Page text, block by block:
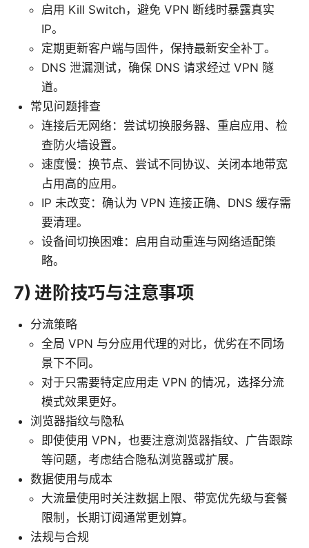
启用 Kill Switch，避免 VPN 断线时暴露真实
IP。
定期更新客户端与固件，保持最新安全补丁。
DNS 泄漏测试，确保 DNS 请求经过 VPN 隧
道。
常见问题排查
连接后无网络：尝试切换服务器、重启应用、检
查防火墙设置。
速度慢：换节点、尝试不同协议、关闭本地带宽
占用高的应用。
IP 未改变：确认为 VPN 连接正确、DNS 缓存需
要清理。
设备间切换困难：启用自动重连与网络适配策
略。
7) 进阶技巧与注意事项
分流策略
全局 VPN 与分应用代理的对比，优劣在不同场
景下不同。
对于只需要特定应用走 VPN 的情况，选择分流
模式效果更好。
浏览器指纹与隐私
即使使用 VPN，也要注意浏览器指纹、广告跟踪
等问题，考虑结合隐私浏览器或扩展。
数据使用与成本
大流量使用时关注数据上限、带宽优先级与套餐
限制，长期订阅通常更划算。
法规与合规